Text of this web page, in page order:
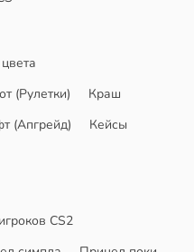
(Рулетки)
Краш
(Апгрейд)
Кейсы
CS2